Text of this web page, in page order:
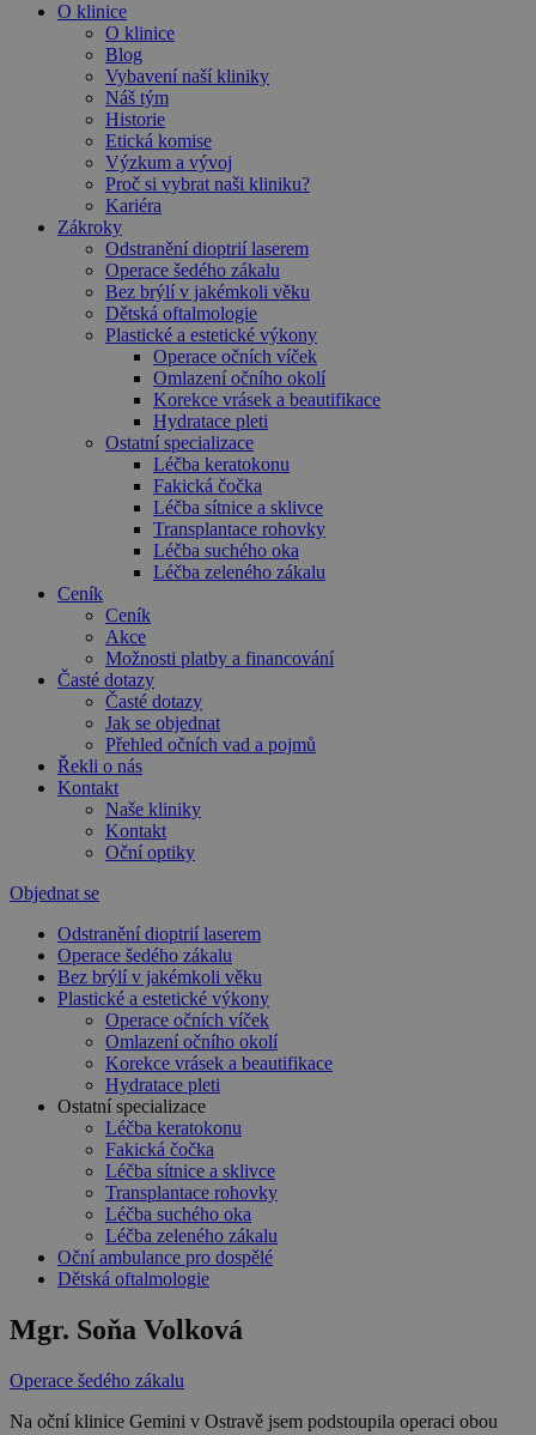
O klinice
O klinice
Blog
Vybavení naší kliniky
Náš tým
Historie
Etická komise
Výzkum a vývoj
Proč si vybrat naši kliniku?
Kariéra
Zákroky
Odstranění dioptrií laserem
Operace šedého zákalu
Bez brýlí v jakémkoli věku
Dětská oftalmologie
Plastické a estetické výkony
Operace očních víček
Omlazení očního okolí
Korekce vrásek a beautifikace
Hydratace pleti
Ostatní specializace
Léčba keratokonu
Fakická čočka
Léčba sítnice a sklivce
Transplantace rohovky
Léčba suchého oka
Léčba zeleného zákalu
Ceník
Ceník
Akce
Možnosti platby a financování
Časté dotazy
Časté dotazy
Jak se objednat
Přehled očních vad a pojmů
Řekli o nás
Kontakt
Naše kliniky
Kontakt
Oční optiky
Objednat se
Odstranění dioptrií laserem
Operace šedého zákalu
Bez brýlí v jakémkoli věku
Plastické a estetické výkony
Operace očních víček
Omlazení očního okolí
Korekce vrásek a beautifikace
Hydratace pleti
Ostatní specializace
Léčba keratokonu
Fakická čočka
Léčba sítnice a sklivce
Transplantace rohovky
Léčba suchého oka
Léčba zeleného zákalu
Oční ambulance pro dospělé
Dětská oftalmologie
Mgr. Soňa Volková
Operace šedého zákalu
Na oční klinice Gemini v Ostravě jsem podstoupila operaci obou